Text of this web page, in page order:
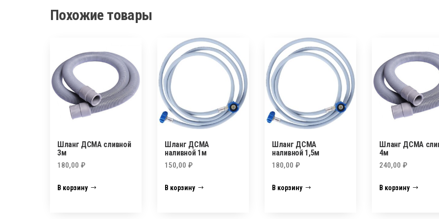
Похожие товары
Шланг ДСМА сливной
3м
180,00 ₽
В корзину
Шланг ДСМА
наливной 1м
150,00₽
В корзину
Шланг ДСМА
наливной 1,5м
180,00₽
В корзину
Шланг ДСМА
4м
240,00₽
В корзину